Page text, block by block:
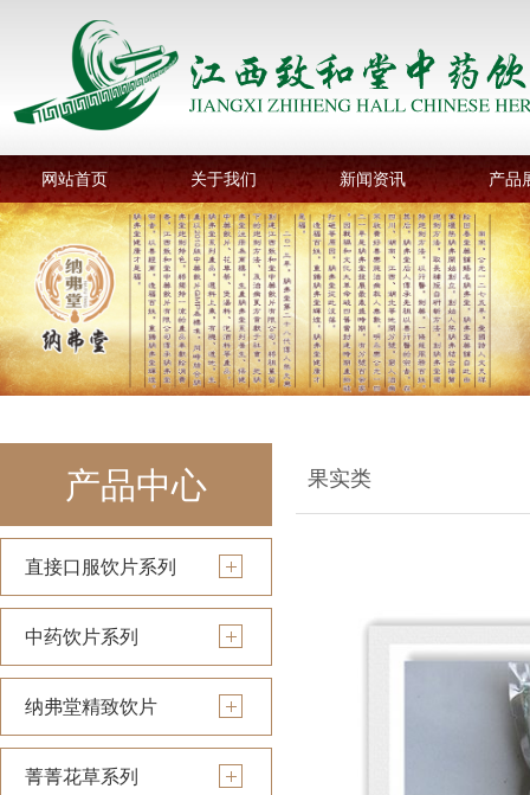
网站首页 关于我们 新闻资讯 产品
产品中心
直接口服饮片系列
中药饮片系列
纳弗堂精致饮片
菁菁花草系列
果实类